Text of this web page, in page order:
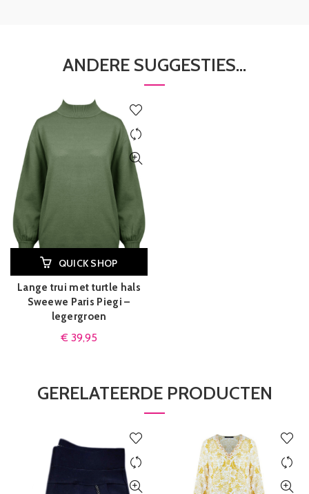
ANDERE SUGGESTIES…
QUICK SHOP
Lange trui met turtle hals
Sweewe Paris Piegi –
legergroen
€ 39,95
GERELATEERDE PRODUCTEN